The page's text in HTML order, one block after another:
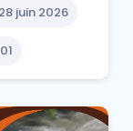
juin 2026